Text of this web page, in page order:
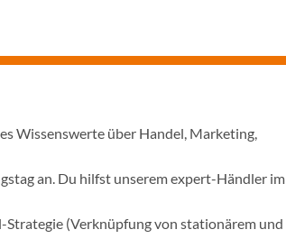
Wissenswerte über Handel, Marketing,
an. Du hilfst unserem expert-Händler im
(Verknüpfung von stationärem und